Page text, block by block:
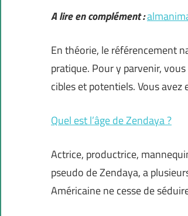
A lire en complément :
En théorie, le référencement
pratique. Pour y parvenir,
cibles et potentiels. Vous
Quel est l’âge de Zendaya ?
Actrice, productrice,
pseudo de Zendaya, a
Américaine ne cesse de